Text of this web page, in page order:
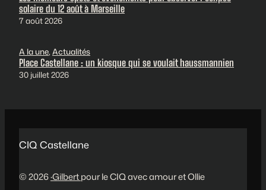
solaire du 12 août à Marseille
7 août 2026
A la une, Actualités
Place Castellane : un kiosque qui se voulait haussmannien
30 juillet 2026
CIQ Castellane
© 2026·Gilbertpour le CIQ avec amour et Ollie